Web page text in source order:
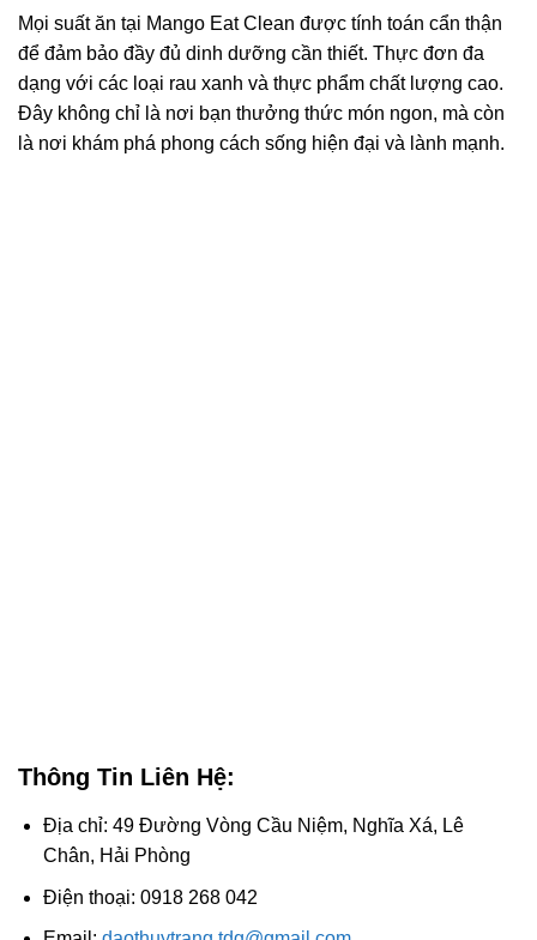
Mọi suất ăn tại Mango Eat Clean được tính toán cẩn thận
để đảm bảo đầy đủ dinh dưỡng cần thiết. Thực đơn đa
dạng với các loại rau xanh và thực phẩm chất lượng cao.
Đây không chỉ là nơi bạn thưởng thức món ngon, mà còn
là nơi khám phá phong cách sống hiện đại và lành mạnh.
Thông Tin Liên Hệ:
Địa chỉ: 49 Đường Vòng Cầu Niệm, Nghĩa Xá, Lê
Chân, Hải Phòng
Điện thoại: 0918 268 042